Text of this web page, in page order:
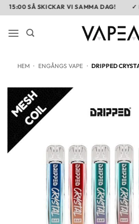
Skip
to
content
SÅ SKICKAR VI SAMMA DAG! ✓
HEM • ENGÅNGS VAPE • DRIPPED